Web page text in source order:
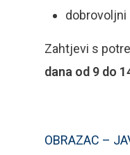
dobrovoljni
Zahtjevi s
dana od 9 do
OBRAZAC –